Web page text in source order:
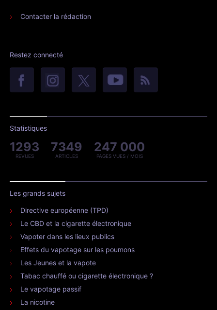
Contacter la rédaction
Restez connecté
Statistiques
1293
REVUES
7349
ARTICLES
247 000
PAGES VUES / MOIS
Les grands sujets
Directive européenne (TPD)
Le CBD et la cigarette électronique
Vapoter dans les lieux publics
Effets du vapotage sur les poumons
Les Jeunes et la vapote
Tabac chauffé ou cigarette électronique ?
Le vapotage passif
La nicotine